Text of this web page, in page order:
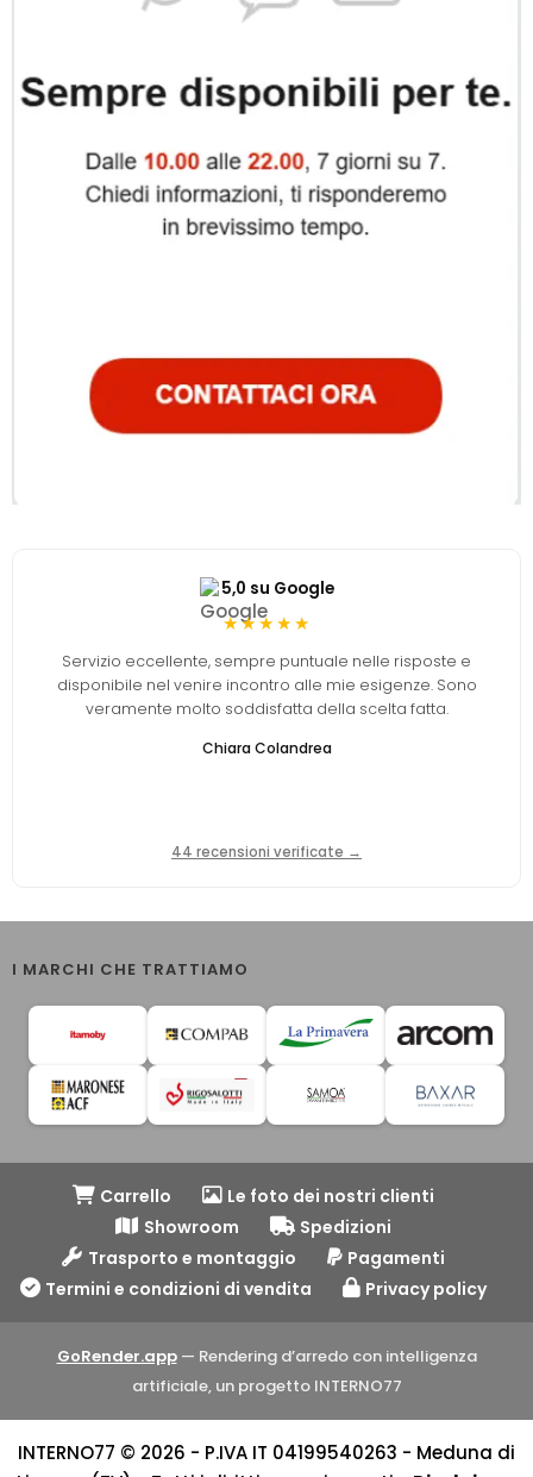
5,0 su Google
★★★★★
Servizio eccellente, sempre puntuale nelle risposte e
disponibile nel venire incontro alle mie esigenze. Sono
veramente molto soddisfatta della scelta fatta.
Chiara Colandrea
44 recensioni verificate →
I MARCHI CHE TRATTIAMO
Carrello
Le foto dei nostri clienti
Showroom
Spedizioni
Trasporto e montaggio
Pagamenti
Termini e condizioni di vendita
Privacy policy
GoRender.app— Rendering d’arredo con intelligenza
artificiale, un progetto INTERNO77
INTERNO77 © 2026 - P.IVA IT 04199540263 - Meduna di